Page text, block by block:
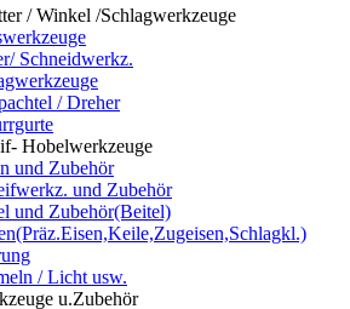
/ Winkel /Schlagwerkzeuge
Schneidwerkz.
/ Dreher
Hobelwerkzeuge
und Zubehör
und Zubehör
und Zubehör(Beitel)
/ Licht usw.
u.Zubehör